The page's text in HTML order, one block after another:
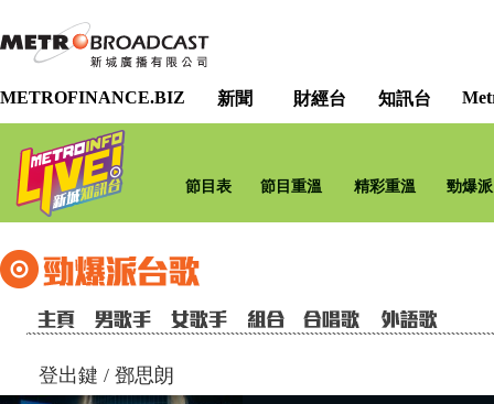
METROFINANCE.BIZ 新聞 財經台 知訊台
節目表 節目重溫 精彩重溫 勁爆
登出鍵 / 鄧思朗